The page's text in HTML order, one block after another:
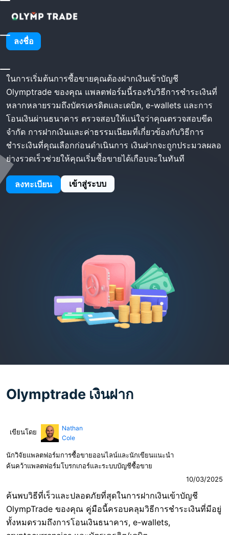
ลงชื่อ
โฮม Olymptrade เงินฝาก
Olymptrade เงินฝาก
ในการเริ่มต้นการซื้อขายคุณต้องฝากเงินเข้าบัญชี
Olymptrade ของคุณ แพลตฟอร์มนี้รองรับวิธีการชำระเงินที่
หลากหลายรวมถึงบัตรเครดิตและเดบิต, e-wallets และการ
โอนเงินผ่านธนาคาร ตรวจสอบให้แน่ใจว่าคุณตรวจสอบขีด
จำกัด การฝากเงินและค่าธรรมเนียมที่เกี่ยวข้องกับวิธีการ
ชำระเงินที่คุณเลือกก่อนดำเนินการ เงินฝากจะถูกประมวลผลอ
ย่างรวดเร็วช่วยให้คุณเริ่มซื้อขายได้เกือบจะในทันที
ลงทะเบียน เข้าสู่ระบบ
Olymptrade เงินฝาก
เขียนโดย
Nathan
Cole
นักวิจัยแพลตฟอร์มการซื้อขายออนไลน์และนักเขียนแนะนำ
ค้นคว้าแพลตฟอร์มโบรกเกอร์และระบบบัญชีซื้อขาย
10/03/2025
ค้นพบวิธีที่เร็วและปลอดภัยที่สุดในการฝากเงินเข้าบัญชี
OlympTrade ของคุณ คู่มือนี้ครอบคลุมวิธีการชำระเงินที่มีอยู่
ทั้งหมดรวมถึงการโอนเงินธนาคาร, e-wallets,